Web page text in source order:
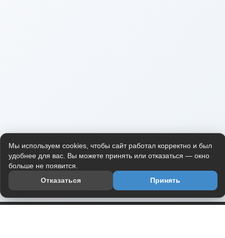
Мы используем cookies, чтобы сайт работал корректно и был
удобнее для вас. Вы можете принять или отказаться — окно
больше не появится.
Отказаться
Принять